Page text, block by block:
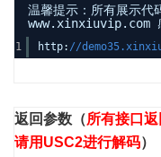
温馨提示：所有展示代
www.xinxiuvip.com
1 http: //
返回参数 （所有接口
请用USC2进行解码）